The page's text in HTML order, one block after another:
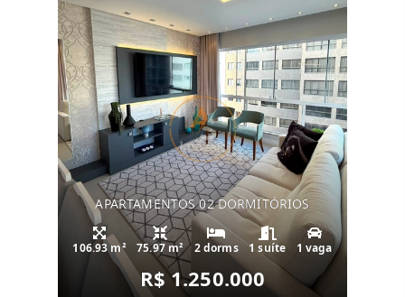
APARTAMENTOS 02 DORMITÓRIOS
106.93 m² 75.97 m² 2 dorms 1 suíte 1 vaga
R$ 1.250.000